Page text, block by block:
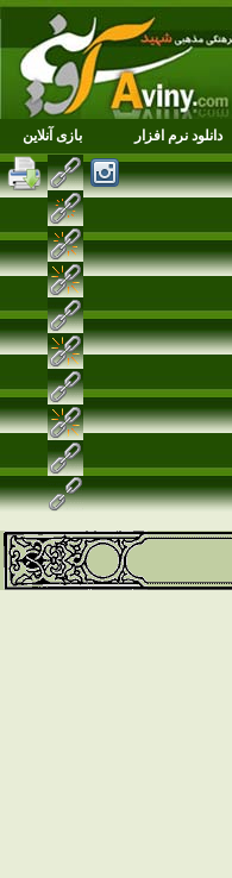
دانلود نرم افزار بازی آنلاین